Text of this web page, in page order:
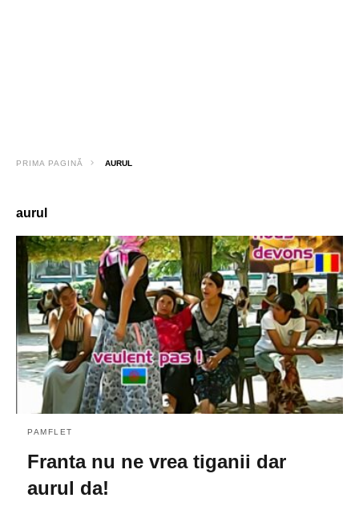
PRIMA PAGINĂ AURUL
aurul
PAMFLET
Franta nu ne vrea tiganii dar
aurul da!